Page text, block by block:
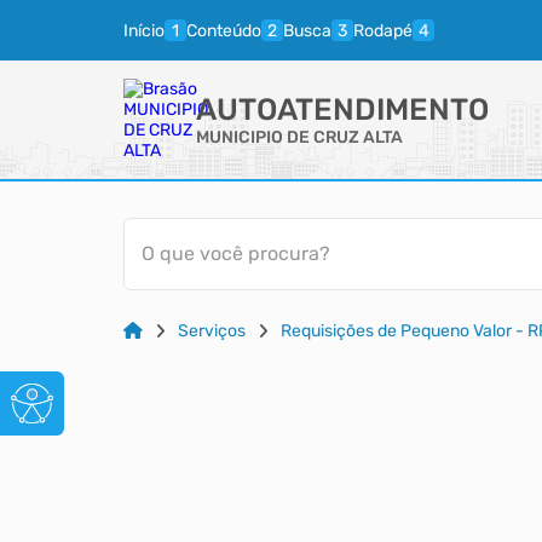
Início Conteúdo Busca Rodapé
AUTOATENDIMENTO
MUNICIPIO DE CRUZ ALTA
O que você procura?
Serviços Requisições de Pequeno Valor -